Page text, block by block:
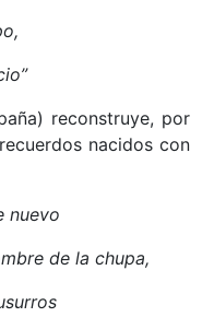
reconstruye, por
nacidos con
nuevo
de la chupa,